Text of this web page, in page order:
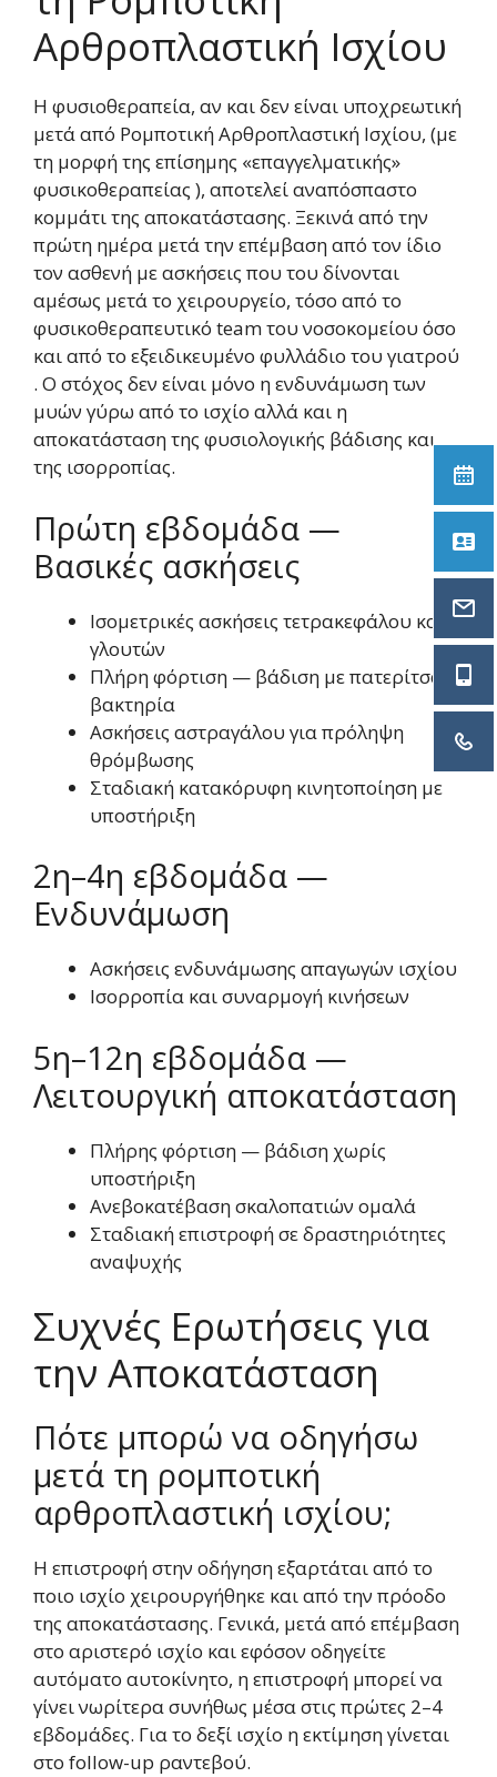
Αρθροπλαστική Ισχίου
Η φυσιοθεραπεία, αν και δεν είναι υποχρεωτική
μετά από Ρομποτική Αρθροπλαστική Ισχίου, (με
τη μορφή της επίσημης «επαγγελματικής»
φυσικοθεραπείας ), αποτελεί αναπόσπαστο
κομμάτι της αποκατάστασης. Ξεκινά από την
πρώτη ημέρα μετά την επέμβαση από τον ίδιο
τον ασθενή με ασκήσεις που του δίνονται
αμέσως μετά το χειρουργείο, τόσο από το
φυσικοθεραπευτικό team του νοσοκομείου όσο
και από το εξειδικευμένο φυλλάδιο του γιατρού
. Ο στόχος δεν είναι μόνο η ενδυνάμωση των
μυών γύρω από το ισχίο αλλά και η
αποκατάσταση της φυσιολογικής βάδισης και
της ισορροπίας.
Πρώτη εβδομάδα —
Βασικές ασκήσεις
Ισομετρικές ασκήσεις τετρακεφάλου και
γλουτών
Πλήρη φόρτιση — βάδιση με πατερίτσα ή
βακτηρία
Ασκήσεις αστραγάλου για πρόληψη
θρόμβωσης
Σταδιακή κατακόρυφη κινητοποίηση με
υποστήριξη
2η–4η εβδομάδα —
Ενδυνάμωση
Ασκήσεις ενδυνάμωσης απαγωγών ισχίου
Ισορροπία και συναρμογή κινήσεων
5η–12η εβδομάδα —
Λειτουργική αποκατάσταση
Πλήρης φόρτιση — βάδιση χωρίς
υποστήριξη
Ανεβοκατέβαση σκαλοπατιών ομαλά
Σταδιακή επιστροφή σε δραστηριότητες
αναψυχής
Συχνές Ερωτήσεις για
την Αποκατάσταση
Πότε μπορώ να οδηγήσω
μετά τη ρομποτική
αρθροπλαστική ισχίου;
Η επιστροφή στην οδήγηση εξαρτάται από το
ποιο ισχίο χειρουργήθηκε και από την πρόοδο
της αποκατάστασης. Γενικά, μετά από επέμβαση
στο αριστερό ισχίο και εφόσον οδηγείτε
αυτόματο αυτοκίνητο, η επιστροφή μπορεί να
γίνει νωρίτερα συνήθως μέσα στις πρώτες 2–4
εβδομάδες. Για το δεξί ισχίο η εκτίμηση γίνεται
στο follow-up ραντεβού.